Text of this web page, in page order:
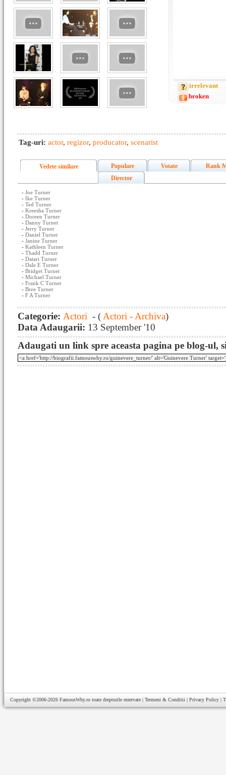
irrelevant
broken
Tag-uri: actor, regizor, producator, scenarist
Vedete similare Populare Votate
Rank
Director
- Joe Turner
- Ike Turner
- Ted Turner
- Kreesha Turner
- Doreen Turner
- Danny Turner
- Jerry Turner
- Daniel Turner
- Janine Turner
- Kathleen Turner
- Thadd Turner
- Datari Turner
- Dale E Turner
- Bridget Turner
- Michael Turner
- Frank C Turner
- Bree Turner
- F A Turner
Categorie: Actori - ( Actori - Archiva)
Data Adaugarii: 13 September '10
Adaugati un link spre aceasta pagina pe blog-ul,
Copyright ©2006-2026 FamousWhy.ro toate drepturile rezervate | Termeni & Conditii | Privacy Policy |